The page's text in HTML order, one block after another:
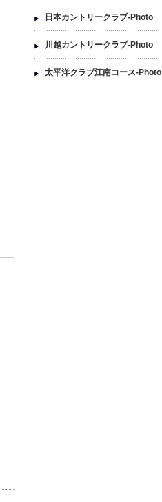
日本カントリークラブ-Photo
川越カントリークラブ-Photo
太平洋クラブ江南コース-Photo